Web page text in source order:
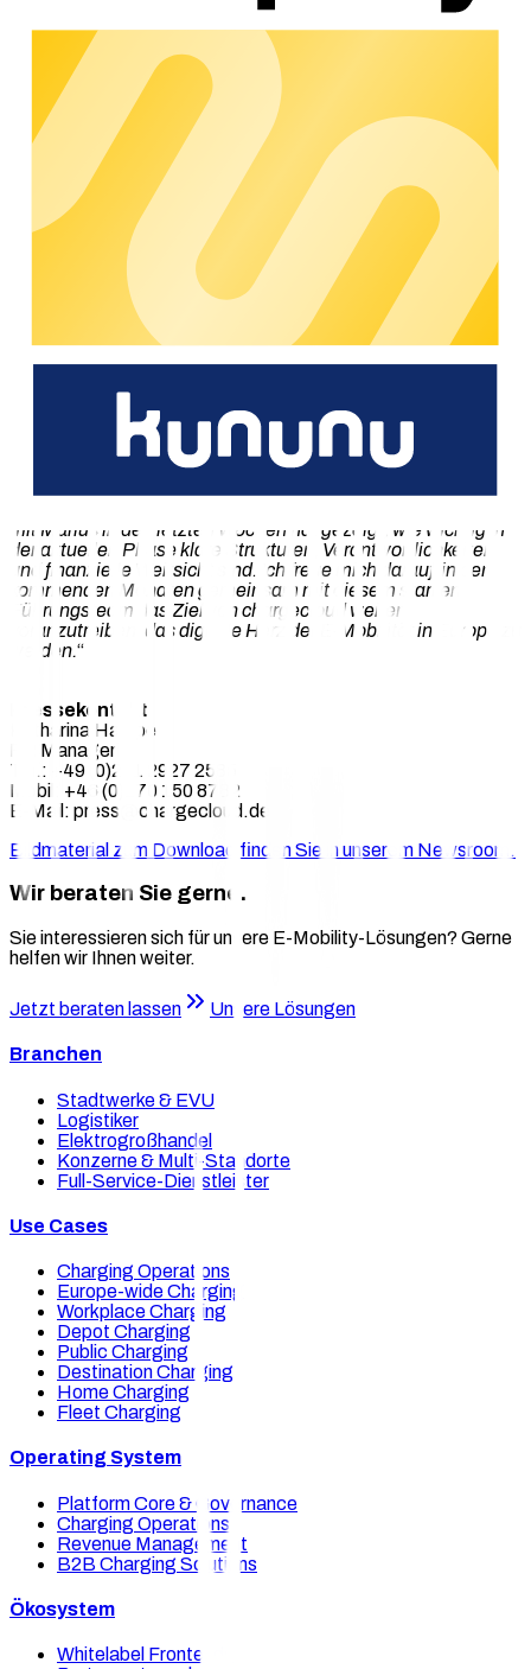
Dr. Marius Mölders verfügt über langjährige Erfahrung in den
Bereichen Konzernberichterstattung, Rechnungswesen,
Investor Relations und strategische Unternehmensführung.
Vor seinem Wechsel zu chargecloud war er in verschiedenen
Führungsrollen im Finanzbereich internationaler,
börsennotierter Technologiekonzerne tätig – unter anderem
innerhalb der Mitsubishi Heavy Industries Group. Zuletzt
verantwortete er dort das Controlling der EMEA-
Energiesparte (Mitsubishi Power Europe). Er bringt fundierte
Kenntnisse in der finanziellen Steuerung von Unternehmen im
Bereich der Energietechnologie mit und ist spezialisiert auf die
Etablierung skalierbarer Finanzstrukturen in internationalen
Kontexten. Als CFO wird er maßgeblich die Finanzstrategie
von chargecloud im Rahmen des internationalen Wachstums
verantworten und die wirtschaftliche Stabilität des
Unternehmens weiter stärken.
Wir freuen uns sehr, Marius Mölders und Oliver Adrian bei
chargecloud begrüßen zu können. Olivers umfassende
Kenntnisse und Erfahrungen im europäischen
Ladeinfrastruktursektor werden auf unserem weiteren
Wachstumskurs von unschätzbarem Wert sein und unsere
mit Marius in den letzten Wochen hat gezeigt, wie wichtig in
der aktuellen Phase klare Strukturen, Verantwortlichkeiten
und finanzielle Weitsicht sind. Ich freue mich darauf, in den
kommenden Monaten gemeinsam mit diesem starken
Führungsteam das Ziel von chargecloud weiter
voranzutreiben, das digitale Herz der E-Mobilität in Europa zu
werden.“
Pressekontakt
Katharina Hampe
PR Managerin
Tel.: +49 (0)221 2927 2585
Mobil: +46 (0)170 150 8782
E-Mail: press@chargecloud.de
Bildmaterial zum Download finden Sie in unserem Newsroom.
Wir beraten Sie gerne.
Sie interessieren sich für unsere E-Mobility-Lösungen? Gerne
helfen wir Ihnen weiter.
Jetzt beraten lassen Unsere Lösungen
Branchen
Stadtwerke & EVU
Logistiker
Elektrogroßhandel
Konzerne & Multi-Standorte
Full-Service-Dienstleister
Use Cases
Charging Operations
Europe-wide Charging
Workplace Charging
Depot Charging
Public Charging
Destination Charging
Home Charging
Fleet Charging
Operating System
Platform Core & Governance
Charging Operations
Revenue Management
B2B Charging Solutions
Ökosystem
Whitelabel Frontends